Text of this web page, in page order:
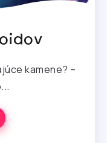
kamene? –